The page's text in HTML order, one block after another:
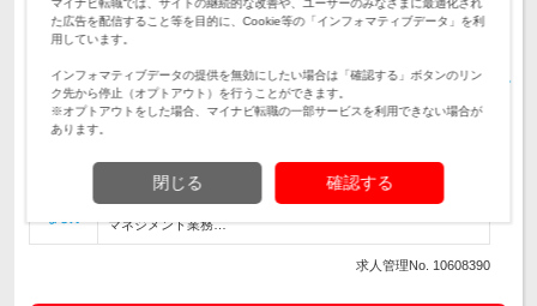
勤務地
給与
仕事内容
【鳥取】やよい軒の店長候補 ★年収450万円～/早期に店長を目
【必須経験・スキル】 ■何らかの業態における店長のご経験
（もしくはそれに準ずる店舗責任者経験） ■数値管理のご経験
をお持ちの方（売上・人件費等） ■10～30名規模のアルバイト
マネジメント業務…
求人管理No. 10608390
マイナビ転職では、サイトの継続的な改善や、ユーザーのみなさまに最適化され
た広告を配信すること等を目的に、Cookie等の「インフォマティブデータ」を利
用しています。
インフォマティブデータの提供を無効にしたい場合は「確認する」ボタンのリン
ク先から停止（オプトアウト）を行うことができます。
※オプトアウトをした場合、マイナビ転職の一部サービスを利用できない場合が
あります。
閉じる 確認する